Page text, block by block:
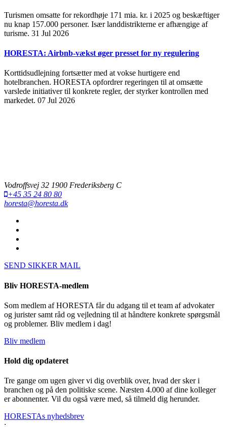
Turismen omsatte for rekordhøje 171 mia. kr. i 2025 og beskæftiger
nu knap 157.000 personer. Især landdistrikterne er afhængige af
turisme. 31 Jul 2026
HORESTA: Airbnb-vækst øger presset for ny regulering
Korttidsudlejning fortsætter med at vokse hurtigere end
hotelbranchen. HORESTA opfordrer regeringen til at omsætte
varslede initiativer til konkrete regler, der styrker kontrollen med
markedet. 07 Jul 2026
Vodroffsvej 32 1900 Frederiksberg C
+45 35 24 80 80
horesta@horesta.dk
SEND SIKKER MAIL
Bliv HORESTA-medlem
Som medlem af HORESTA får du adgang til et team af advokater
og jurister samt råd og vejledning til at håndtere konkrete spørgsmål
og problemer. Bliv medlem i dag!
Bliv medlem
Hold dig opdateret
Tre gange om ugen giver vi dig overblik over, hvad der sker i
branchen og på den politiske scene. Næsten 4.000 af dine kolleger
er abonnenter. Vil du også være med, så tilmeld dig herunder.
HORESTAs nyhedsbrev